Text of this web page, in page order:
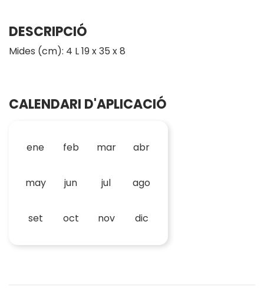
DESCRIPCIÓ
Mides (cm): 4 L 19 x 35 x 8
CALENDARI D'APLICACIÓ
ene feb mar abr
may jun jul ago
set oct nov dic